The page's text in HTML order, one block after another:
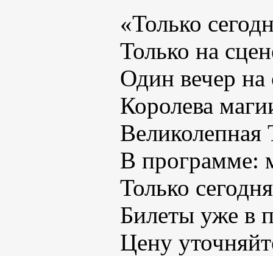
«Только
Только на
Один вечер
Королева
В программе:
Только
Билеты уже в
Цену